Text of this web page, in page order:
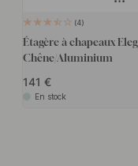
4
Étagère à chapeaux
Chêne/Aluminium
141
En stock